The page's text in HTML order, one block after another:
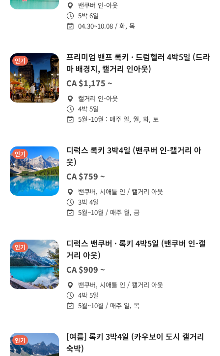
밴쿠버 인-아웃
5박 6일
04.30~10.08 / 화, 목
인기
프리미엄 밴프 록키 · 드럼헬러 4박5일 (드라
마 배경지, 캘거리 인아웃)
CA $1,175 ~
캘거리 인-아웃
4박 5일
5월~10월 : 매주 일, 월, 화, 토
인기
디럭스 록키 3박4일 (밴쿠버 인-캘거리 아
웃)
CA $759 ~
밴쿠버, 시애틀 인 / 캘거리 아웃
3박 4일
5월~10월 / 매주 월, 금
인기
디럭스 밴쿠버 · 록키 4박5일 (밴쿠버 인-캘
거리 아웃)
CA $909 ~
밴쿠버, 시애틀 인 / 캘거리 아웃
4박 5일
5월~10월 / 매주 일, 목
인기
[여름] 록키 3박4일 (카우보이 도시 캘거리
숙박)